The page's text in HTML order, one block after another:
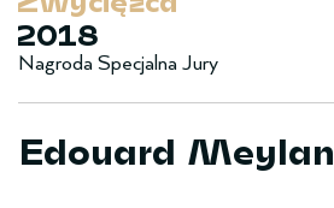
2018
Nagroda Specjalna Jury
Edouard Meylan